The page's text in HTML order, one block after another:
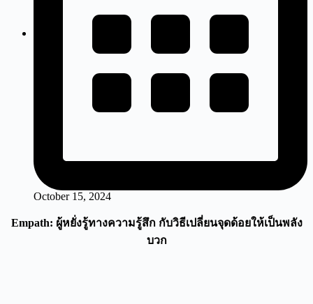
October 15, 2024
Empath: ผู้หยั่งรู้ทางความรู้สึก กับวิธีเปลี่ยนจุดด้อยให้เป็นพลัง
บวก